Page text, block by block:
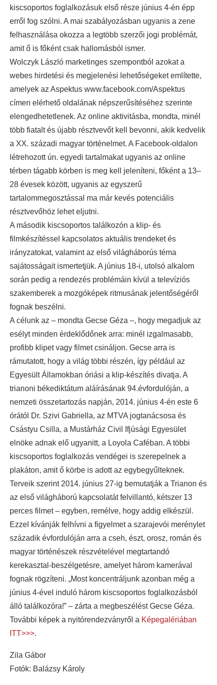
kiscsoportos foglalkozásuk első része június 4-én épp
erről fog szólni. A mai szabályozásban ugyanis a zene
felhasználása okozza a legtöbb szerzői jogi problémát,
amit ő is főként csak hallomásból ismer.
Wolczyk László marketinges szempontból azokat a
webes hirdetési és megjelenési lehetőségeket említette,
amelyek az Aspektus www.facebook.com/Aspektus
címen elérhető oldalának népszerűsítéséhez szerinte
elengedhetetlenek. Az online aktivitásba, mondta, minél
több fiatalt és újabb résztvevőt kell bevonni, akik kedvelik
a XX. századi magyar történelmet. A Facebook-oldalon
létrehozott ún. egyedi tartalmakat ugyanis az online
térben tágabb körben is meg kell jeleníteni, főként a 13–
28 évesek között, ugyanis az egyszerű
tartalommegosztással ma már kevés potenciális
résztvevőhöz lehet eljutni.
A második kiscsoportos találkozón a klip- és
filmkészítéssel kapcsolatos aktuális trendeket és
irányzatokat, valamint az első világháborús téma
sajátosságait ismertetjük. A június 18-i, utolsó alkalom
során pedig a rendezés problémáin kívül a televíziós
szakemberek a mozgóképek ritmusának jelentőségéről
fognak beszélni.
A célunk az – mondta Gecse Géza –, hogy megadjuk az
esélyt minden érdeklődőnek arra: minél izgalmasabb,
profibb klipet vagy filmet csináljon. Gecse arra is
rámutatott, hogy a világ többi részén, így például az
Egyesült Államokban óriási a klip-készítés divatja. A
trianoni békediktátum aláírásának 94.évfordulóján, a
nemzeti összetartozás napján, 2014. június 4-én este 6
órától Dr. Szivi Gabriella, az MTVA jogtanácsosa és
Csástyu Csilla, a Mustárház Civil Ifjúsági Egyesület
elnöke adnak elő ugyanitt, a Loyola Caféban. A többi
kiscsoportos foglalkozás vendégei is szerepelnek a
plakáton, amit ő körbe is adott az egybegyűlteknek.
Terveik szerint 2014. június 27-ig bemutatják a Trianon és
az első világháború kapcsolatát felvillantó, kétszer 13
perces filmet – egyben, remélve, hogy addig elkészül.
Ezzel kívánják felhívni a figyelmet a szarajevói merénylet
századik évfordulóján arra a cseh, észt, orosz, román és
magyar történészek részvételével megtartandó
kerekasztal-beszélgetésre, amelyet három kamerával
fognak rögzíteni. „Most koncentráljunk azonban még a
június 4-ével induló három kiscsoportos foglalkozásból
álló találkozóra!” – zárta a megbeszélést Gecse Géza.
További képek a nyitórendezványről a Képegalériában
ITT>>>.
Zila Gábor
Fotók: Balázsy Károly